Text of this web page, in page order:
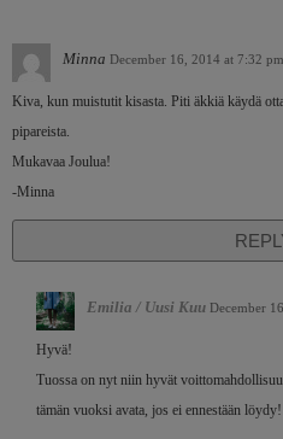
Minna December 16, 2014 at 7:32 pm
Kiva, kun muistutit kisasta. Piti äkkiä käydä
pipareista.
Mukavaa Joulua!
-Minna
Emilia / Uusi Kuu December
Hyvä!
Tuossa on nyt niin hyvät
tämän vuoksi avata, jos ei ennestään löydy!